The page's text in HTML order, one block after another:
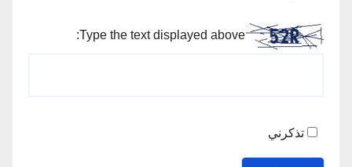
Type the text displayed above:
تذكرني